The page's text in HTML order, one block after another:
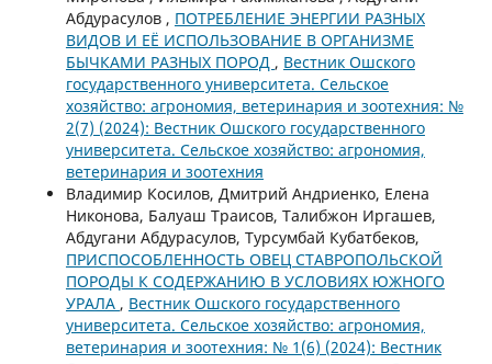
Абдурасулов , ПОТРЕБЛЕНИЕ ЭНЕРГИИ РАЗНЫХ
ВИДОВ И ЕЁ ИСПОЛЬЗОВАНИЕ В ОРГАНИЗМЕ
БЫЧКАМИ РАЗНЫХ ПОРОД , Вестник Ошского
государственного университета. Сельское
хозяйство: агрономия, ветеринария и зоотехния: №
2(7) (2024): Вестник Ошского государственного
университета. Сельское хозяйство: агрономия,
ветеринария и зоотехния
Владимир Косилов, Дмитрий Андриенко, Елена
Никонова, Балуаш Траисов, Талибжон Иргашев,
Абдугани Абдурасулов, Турсумбай Кубатбеков,
ПРИСПОСОБЛЕННОСТЬ ОВЕЦ СТАВРОПОЛЬСКОЙ
ПОРОДЫ К СОДЕРЖАНИЮ В УСЛОВИЯХ ЮЖНОГО
УРАЛА , Вестник Ошского государственного
университета. Сельское хозяйство: агрономия,
ветеринария и зоотехния: № 1(6) (2024): Вестник